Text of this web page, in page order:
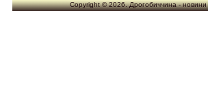
Copyright © 2026. Дрогобиччина - новини